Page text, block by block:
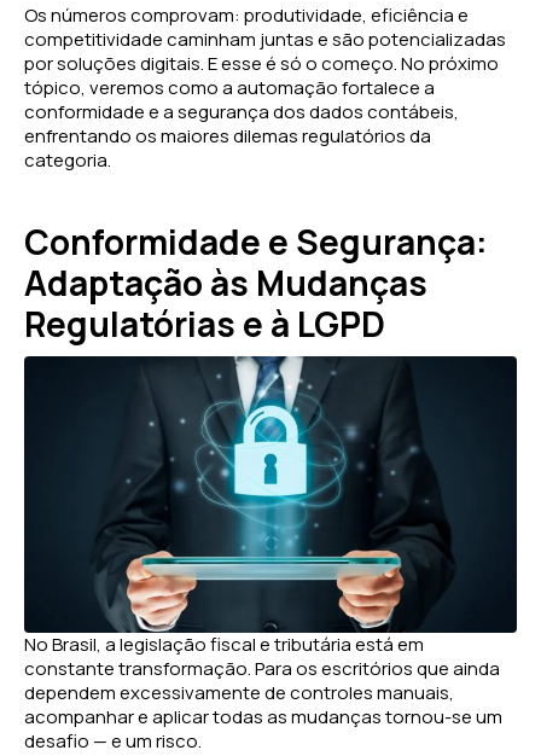
Os números comprovam: produtividade, eficiência e
competitividade caminham juntas e são potencializadas
por soluções digitais. E esse é só o começo. No próximo
tópico, veremos como a automação fortalece a
conformidade e a segurança dos dados contábeis,
enfrentando os maiores dilemas regulatórios da
categoria.
Conformidade e Segurança:
Adaptação às Mudanças
Regulatórias e à LGPD
No Brasil, a legislação fiscal e tributária está em
constante transformação. Para os escritórios que ainda
dependem excessivamente de controles manuais,
acompanhar e aplicar todas as mudanças tornou-se um
desafio — e um risco.